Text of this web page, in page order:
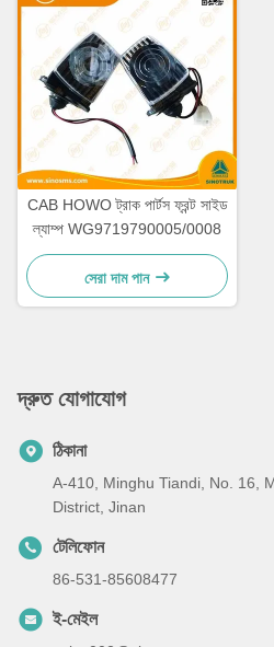
CAB HOWO ট্রাক পার্টস ফ্রন্ট সাইড
ল্যাম্প WG9719790005/0008
সেরা দাম পান
দ্রুত যোগাযোগ
ঠিকানা
A-410, Minghu Tiandi, No. 16,
District, Jinan
টেলিফোন
86-531-85608477
ই-মেইল